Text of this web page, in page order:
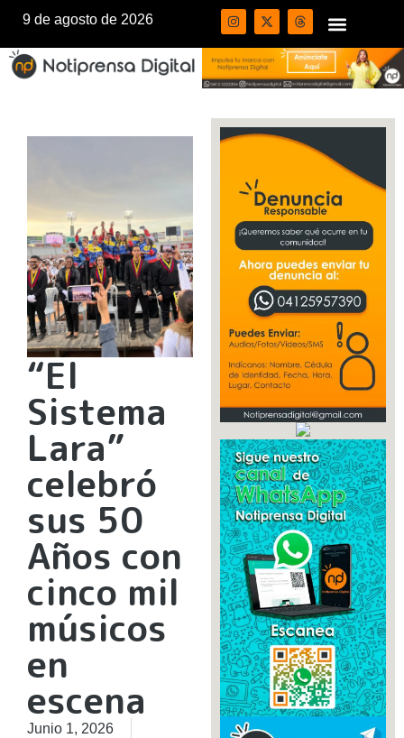
9 de agosto de 2026
“El
Sistema
Lara”
celebró
sus 50
Años con
cinco mil
músicos
en
escena
Junio 1, 2026